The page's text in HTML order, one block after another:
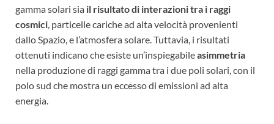
gamma solari sia il risultato di interazioni tra i raggi
cosmici, particelle cariche ad alta velocità provenienti
dallo Spazio, e l’atmosfera solare. Tuttavia, i risultati
ottenuti indicano che esiste un’inspiegabileasimmetria
nella produzione di raggi gamma tra i due poli solari, con il
polo sud che mostra un eccesso di emissioni ad alta
energia.